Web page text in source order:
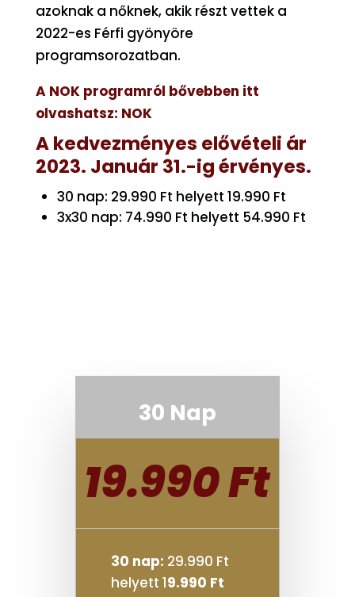
azoknak a nőknek, akik részt vettek a
2022-es Férfi gyönyöre
programsorozatban.
A NOK programról bővebben itt
olvashatsz: NOK
A kedvezményes elővételi ár
2023. Január 31.-ig érvényes.
30 nap: 29.990 Ft helyett 19.990 Ft
3x30 nap: 74.990 Ft helyett 54.990 Ft
30 Nap
19.990 Ft
30 nap: 29.990 Ft
helyett 19.990 Ft